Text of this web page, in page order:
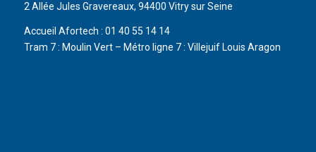
2 Allée Jules Gravereaux, 94400 Vitry sur Seine
Accueil Afortech : 01 40 55 14 14
Tram 7 : Moulin Vert – Métro ligne 7 : Villejuif Louis Aragon